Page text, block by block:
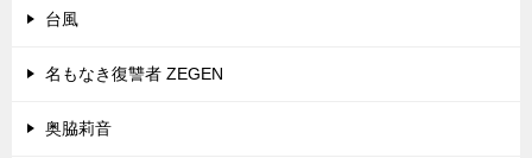
台風
名もなき復讐者 ZEGEN
奥脇莉音